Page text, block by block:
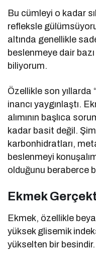
Bu cümleyi o kadar
refleksle
altında genellikle
beslenmeye dair bazı
biliyorum.
Özellikle son yıllarda
inancı yaygınlaştı.
alımının başlıca
kadar basit değil.
karbonhidratları,
beslenmeyi
olduğunu beraberce
Ekmek
Ekmek, özellikle
yüksek glisemik
yükselten bir